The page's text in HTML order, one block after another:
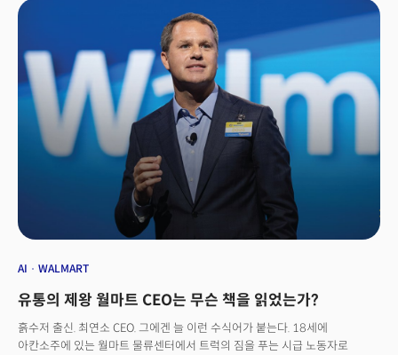
AI WALMART
유통의 제왕 월마트 CEO는 무슨 책을 읽었는가?
흙수저 출신. 최연소 CEO. 그에겐 늘 이런 수식어가 붙는다. 18세에
아칸소주에 있는 월마트 물류센터에서 트럭의 짐을 푸는 시급 노동자로